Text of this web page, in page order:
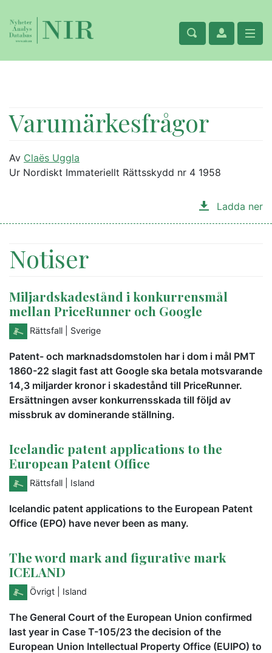
Varumärkesfrågor
Av Claës Uggla
Ur Nordiskt Immateriellt Rättsskydd nr 4 1958
Ladda ner
Notiser
Miljardskadestånd i konkurrensmål
mellan PriceRunner och Google
Rättsfall | Sverige
Patent- och marknadsdomstolen har i dom i mål PMT
1860-22 slagit fast att Google ska betala motsvarande
14,3 miljarder kronor i skadestånd till PriceRunner.
Ersättningen avser konkurrensskada till följd av
missbruk av dominerande ställning.
Icelandic patent applications to the
European Patent Office
Rättsfall | Island
Icelandic patent applications to the European Patent
Office (EPO) have never been as many.
The word mark and figurative mark
ICELAND
Övrigt | Island
The General Court of the European Union confirmed
last year in Case T-105/23 the decision of the
European Union Intellectual Property Office (EUIPO) to